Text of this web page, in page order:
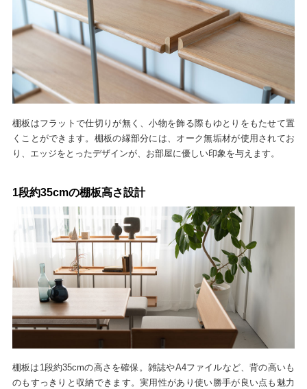
棚板はフラットで仕切りが無く、小物を飾る際もゆとりをもたせて置
くことができます。棚板の縁部分には、オーク無垢材が使用されてお
り、エッジをとったデザインが、お部屋に優しい印象を与えます。
1段約35cmの棚板高さ設計
棚板は1段約35cmの高さを確保。雑誌やA4ファイルなど、背の高いも
のもすっきりと収納できます。実用性があり使い勝手が良い点も魅力